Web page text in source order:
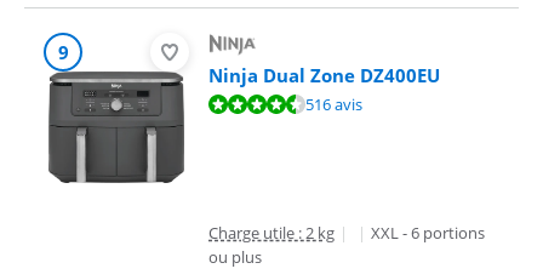
9
Ninja Dual Zone DZ400EU
La note est de 9,2 sur 10, basée sur 516 avis.516 avis
Charge utile : 2 kg | | XXL - 6 portions
ou plus